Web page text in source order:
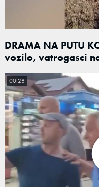
DRAMA NA PUTU
vozilo, vatrogasci
00:28